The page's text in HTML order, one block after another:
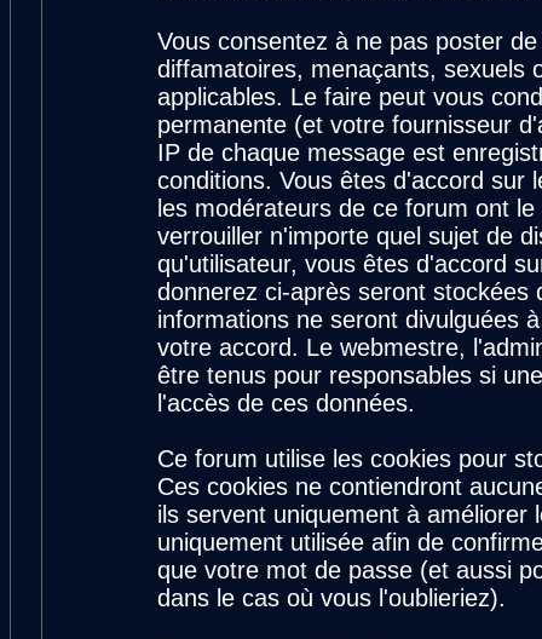
Vous consentez à ne pas poster
diffamatoires, menaçants, sexuels
applicables. Le faire peut vous
permanente (et votre fournisseur
IP de chaque message est
conditions. Vous êtes d'accord sur
les modérateurs de ce forum ont
verrouiller n'importe quel sujet de
qu'utilisateur, vous êtes d'accord
donnerez ci-après seront stockées
informations ne seront divulguées
votre accord. Le webmestre,
être tenus pour responsables si
l'accès de ces données.
Ce forum utilise les cookies pour
Ces cookies ne contiendront
ils servent uniquement à
uniquement utilisée afin de
que votre mot de passe (et aussi
dans le cas où vous l'oublieriez).